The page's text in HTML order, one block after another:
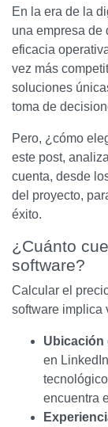
En la era de la
una empresa de
eficacia
vez más
soluciones
toma de
Pero, ¿cómo
este post,
cuenta, desde
del proyecto,
éxito.
¿Cuánto
software?
Calcular el
software implica
Ubicación
en
encuentra